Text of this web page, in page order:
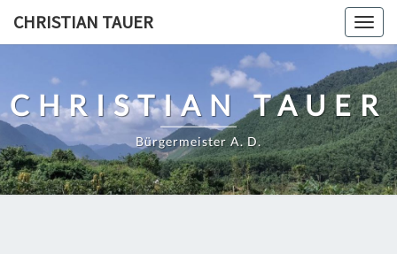
CHRISTIAN TAUER
CHRISTIAN TAUER
Bürgermeister A. D.